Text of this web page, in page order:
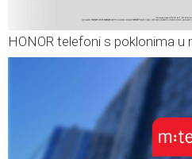
HONOR telefoni s poklonima u